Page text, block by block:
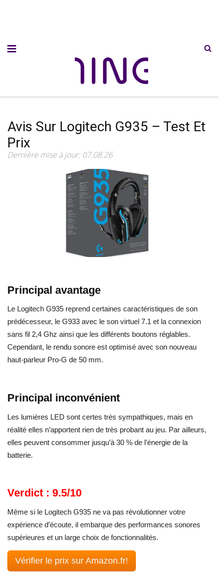
Avis Sur Logitech G935 – Test Et
Prix
Dernière mise à jour: 07.08.26
Principal avantage
Le Logitech G935 reprend certaines caractéristiques de son
prédécesseur, le G933 avec le son virtuel 7.1 et la connexion
sans fil 2,4 Ghz ainsi que les différents boutons réglables.
Cependant, le rendu sonore est optimisé avec son nouveau
haut-parleur Pro-G de 50 mm.
Principal inconvénient
Les lumières LED sont certes très sympathiques, mais en
réalité elles n’apportent rien de très probant au jeu. Par ailleurs,
elles peuvent consommer jusqu’à 30 % de l’énergie de la
batterie.
Verdict : 9.5/10
Même si le Logitech G935 ne va pas révolutionner votre
expérience d’écoute, il embarque des performances sonores
supérieures et un large choix de fonctionnalités.
Vérifier le prix sur Amazon.fr!